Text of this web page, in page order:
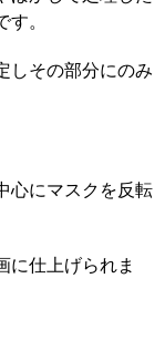
。
しその部分にのみ
心にマスクを反転
に仕上げられま